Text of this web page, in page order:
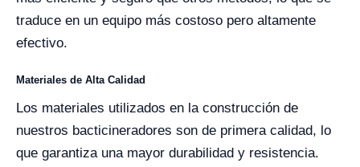
traduce en un equipo más costoso pero altamente
efectivo.
Materiales de Alta Calidad
Los materiales utilizados en la construcción de
nuestros bacticineradores son de primera calidad, lo
que garantiza una mayor durabilidad y resistencia.